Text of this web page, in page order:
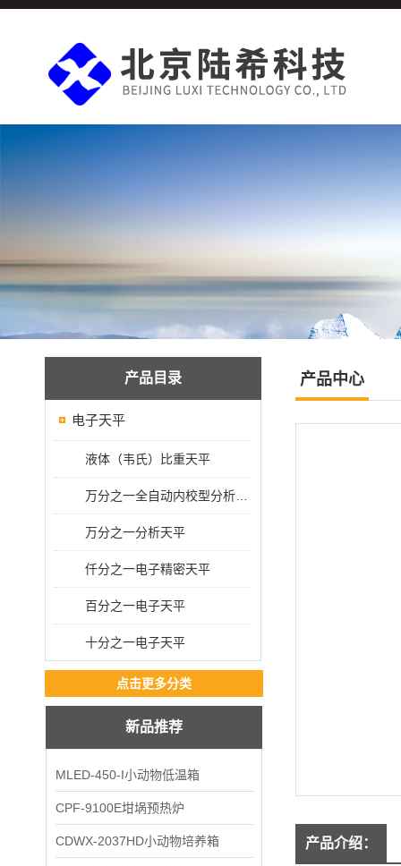
产品目录
电子天平
液体（韦氏）比重天平
万分之一分析天平
仟分之一电子精密天平
百分之一电子天平
十分之一电子天平
点击更多分类
新品推荐
MLED-450-I小动物低温箱
CPF-9100E坩埚预热炉
CDWX-2037HD小动物培养箱
产品中心
产品介绍：